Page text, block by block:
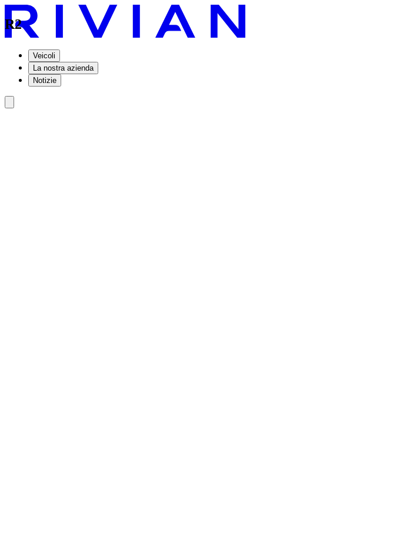
Veicoli
La nostra azienda
Notizie
R2